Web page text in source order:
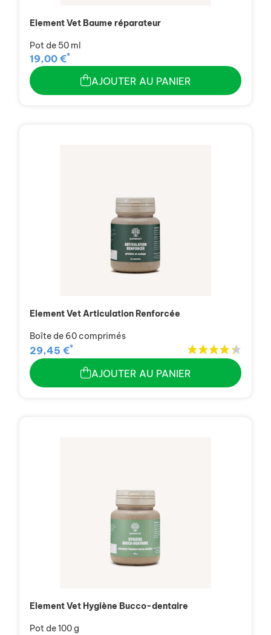
Element Vet Baume réparateur
Pot de 50 ml
19,00 €*
AJOUTER AU PANIER
Element Vet Articulation Renforcée
Boîte de 60 comprimés
29,45 €*
AJOUTER AU PANIER
Element Vet Hygiène Bucco-dentaire
Pot de 100 g